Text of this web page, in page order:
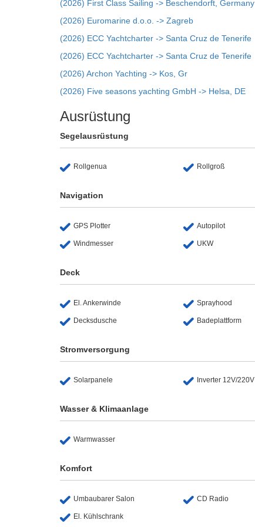
(2026) First Class Sailing -> Beschendorft, Germany
(2026) Euromarine d.o.o. -> Zagreb
(2026) ECC Yachtcharter -> Santa Cruz de Tenerife
(2026) ECC Yachtcharter -> Santa Cruz de Tenerife
(2026) Archon Yachting -> Kos, Gr
(2026) Five seasons yachting GmbH -> Helsa, DE
Ausrüstung
Segelausrüstung
Rollgenua Rollgroß
Navigation
GPS Plotter Autopilot
Windmesser UKW
Deck
El. Ankerwinde Sprayhood
Decksdusche Badeplattform
Stromversorgung
Solarpanele Inverter 12V/220V
Wasser & Klimaanlage
Warmwasser
Komfort
Umbaubarer Salon CD Radio
El. Kühlschrank